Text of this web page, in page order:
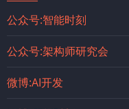
公众号:智能时刻
公众号:架构师研究会
微博:AI开发